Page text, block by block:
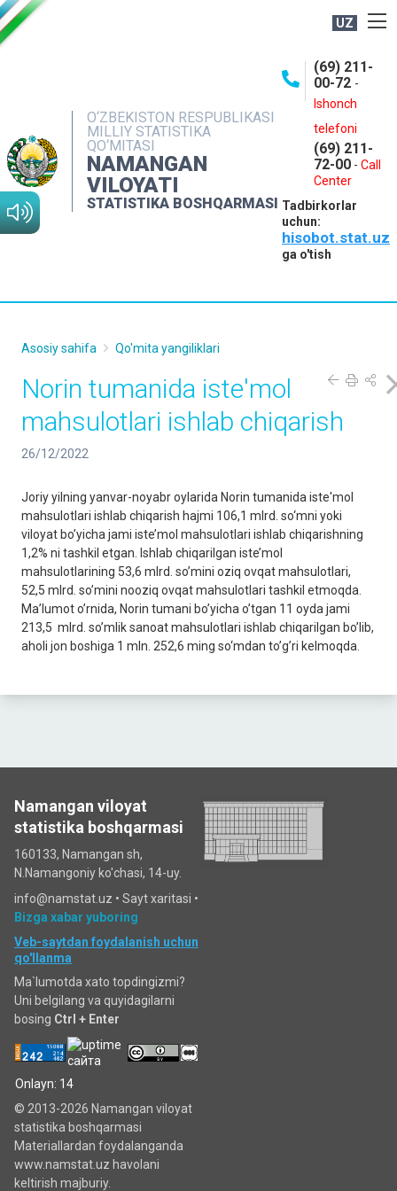
UZ
O‘ZBEKISTON RESPUBLIKASI
MILLIY STATISTIKA
QO‘MITASI
NAMANGAN
VILOYATI
STATISTIKA BOSHQARMASI
(69) 211-
00-72 -
Ishonch
telefoni
(69) 211-
72-00 - Call
Center
Tadbirkorlar
uchun:
hisobot.stat.uz
ga o'tish
NASHRLAR
INTERAKTIV XIZMATLAR
MATBUOT XIZMATI
MUROJAATLAR
Asosiy sahifa Qo'mita yangiliklari
Norin tumanida iste'mol
mahsulotlari ishlab chiqarish
26/12/2022
Joriy yilning yanvar-noyabr oylarida Norin tumanida iste'mol
mahsulotlari ishlab chiqarish hajmi 106,1 mlrd. so‘mni yoki
viloyat bo’yicha jami iste’mol mahsulotlari ishlab chiqarishning
1,2% ni tashkil etgan. Ishlab chiqarilgan iste’mol
mahsulotlarining 53,6 mlrd. so’mini oziq ovqat mahsulotlari,
52,5 mlrd. so’mini nooziq ovqat mahsulotlari tashkil etmoqda.
Ma’lumot o’rnida, Norin tumani bo’yicha o’tgan 11 oyda jami
213,5 mlrd. so’mlik sanoat mahsulotlari ishlab chiqarilgan bo’lib,
aholi jon boshiga 1 mln. 252,6 ming so‘mdan to’g’ri kelmoqda.
Namangan viloyat
statistika boshqarmasi
160133, Namangan sh,
N.Namangoniy ko'chasi, 14-uy.
info@namstat.uz • Sayt xaritasi •
Bizga xabar yuboring
Veb-saytdan foydalanish uchun
qo'llanma
Ma`lumotda xato topdingizmi?
Uni belgilang va quyidagilarni
bosing Ctrl + Enter
Onlayn: 14
© 2013-2026 Namangan viloyat
statistika boshqarmasi
Materiallardan foydalanganda
www.namstat.uz havolani
keltirish majburiy.